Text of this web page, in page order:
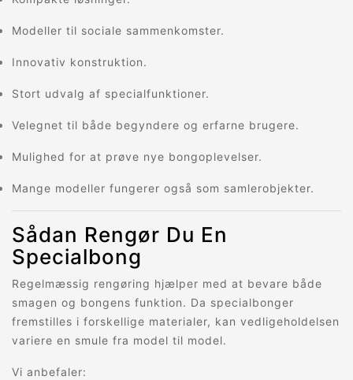
Modeller til sociale sammenkomster.
Innovativ konstruktion.
Stort udvalg af specialfunktioner.
Velegnet til både begyndere og erfarne brugere.
Mulighed for at prøve nye bongoplevelser.
Mange modeller fungerer også som samlerobjekter.
Sådan Rengør Du En
Specialbong
Regelmæssig rengøring hjælper med at bevare både
smagen og bongens funktion. Da specialbonger
fremstilles i forskellige materialer, kan vedligeholdelsen
variere en smule fra model til model.
Vi anbefaler: